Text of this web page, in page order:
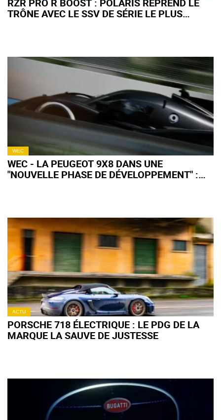
RZR PRO R BOOST : POLARIS REPREND LE
TRÔNE AVEC LE SSV DE SÉRIE LE PLUS
WEC
WEC - LA PEUGEOT 9X8 DANS UNE
"NOUVELLE PHASE DE DÉVELOPPEMENT" :
ACTU
PORSCHE 718 ÉLECTRIQUE : LE PDG DE LA
MARQUE LA SAUVE DE JUSTESSE